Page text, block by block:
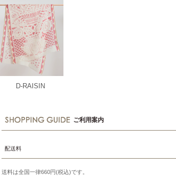
D-RAISIN
ご利用案内
配送料
送料は全国一律660円(税込)です。